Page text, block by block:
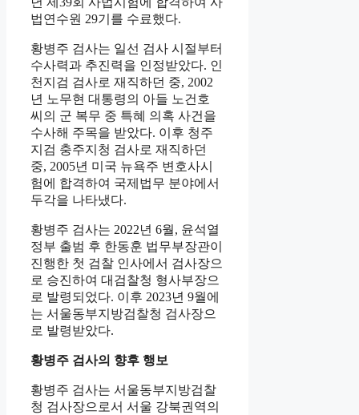
법연수원 29기를 수료했다.
황병주 검사는 일선 검사 시절부터
수사력과 추진력을 인정받았다. 인
천지검 검사로 재직하던 중, 2002
년 노무현 대통령의 아들 노건호
씨의 군 복무 중 특혜 의혹 사건을
수사해 주목을 받았다. 이후 청주
지검 충주지청 검사로 재직하던
중, 2005년 미국 뉴욕주 변호사시
험에 합격하여 국제법무 분야에서
두각을 나타냈다.
황병주 검사는 2022년 6월, 윤석열
정부 출범 후 한동훈 법무부장관이
진행한 첫 검찰 인사에서 검사장으
로 승진하여 대검찰청 형사부장으
로 발령되었다. 이후 2023년 9월에
는 서울동부지방검찰청 검사장으
로 발령받았다.
황병주 검사의 향후 행보
황병주 검사는 서울동부지방검찰
청 검사장으로서 서울 강북권역의